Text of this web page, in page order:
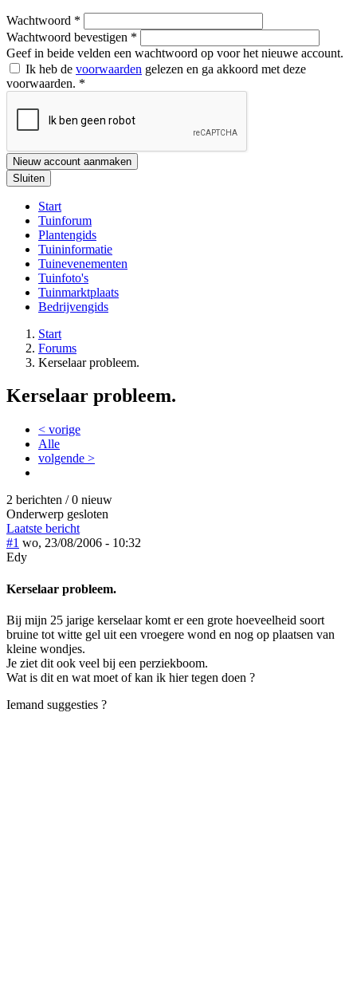
Wachtwoord *
Wachtwoord bevestigen *
Geef in beide velden een wachtwoord op voor het nieuwe account.
Ik heb de voorwaarden gelezen en ga akkoord met deze
voorwaarden. *
Nieuw account aanmaken
Sluiten
Start
Tuinforum
Plantengids
Tuininformatie
Tuinevenementen
Tuinfoto's
Tuinmarktplaats
Bedrijvengids
Start
Forums
Kerselaar probleem.
Kerselaar probleem.
< vorige
Alle
volgende >
2 berichten / 0 nieuw
Onderwerp gesloten
Laatste bericht
#1 wo, 23/08/2006 - 10:32
Edy
Kerselaar probleem.
Bij mijn 25 jarige kerselaar komt er een grote hoeveelheid soort
bruine tot witte gel uit een vroegere wond en nog op plaatsen van
kleine wondjes.
Je ziet dit ook veel bij een perziekboom.
Wat is dit en wat moet of kan ik hier tegen doen ?
Iemand suggesties ?